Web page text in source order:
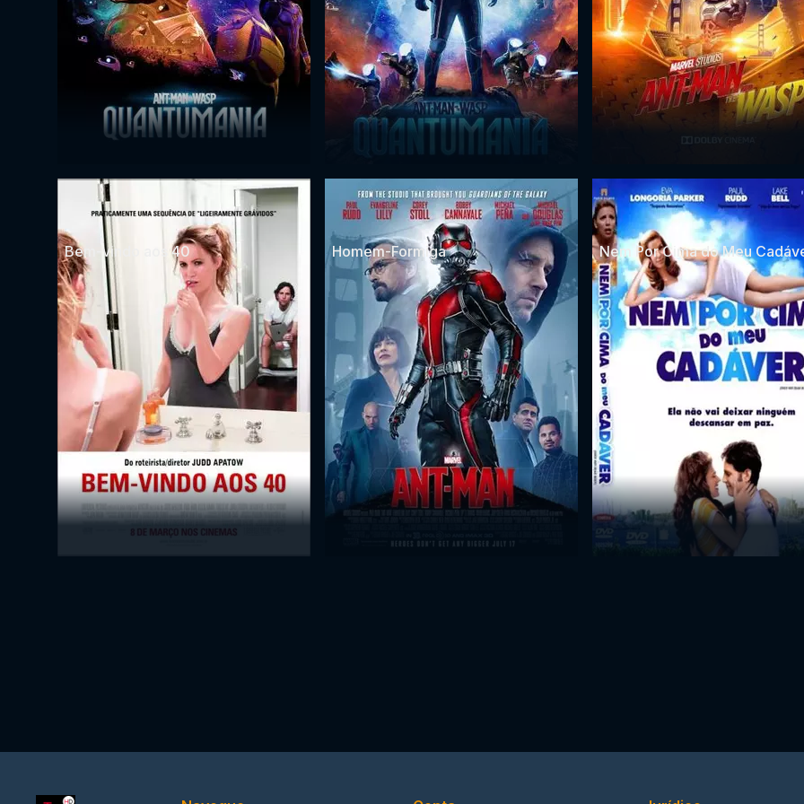
Bem-vindo aos 40 Homem-Formiga Nem Por Cima do Meu